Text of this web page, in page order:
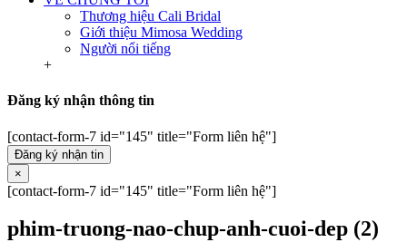
Thương hiệu Cali Bridal
Giới thiệu Mimosa Wedding
Người nổi tiếng
+
Đăng ký nhận thông tin
[contact-form-7 id="145" title="Form liên hệ"]
Đăng ký nhận tin
×
[contact-form-7 id="145" title="Form liên hệ"]
phim-truong-nao-chup-anh-cuoi-dep (2)